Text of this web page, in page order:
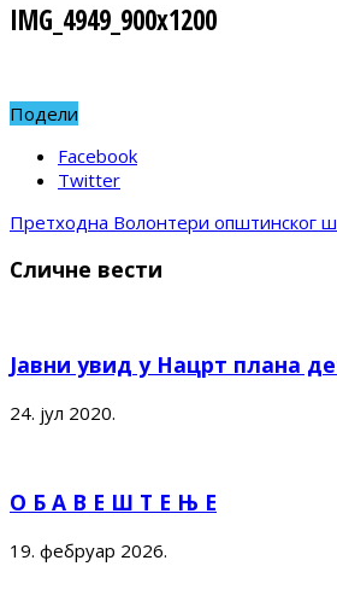
IMG_4949_900x1200
Подели
Facebook
Twitter
Претходна Волонтери општинског
Сличне вести
Јавни увид у Нацрт плана
24. јул 2020.
О Б А В Е Ш Т Е Њ Е
19. фебруар 2026.